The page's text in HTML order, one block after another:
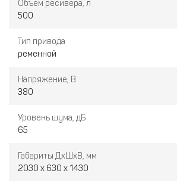
Объем ресивера, л
500
Тип привода
ременной
Напряжение, В
380
Уровень шума, дБ
65
Габариты ДхШхВ, мм
2030 x 630 x 1430